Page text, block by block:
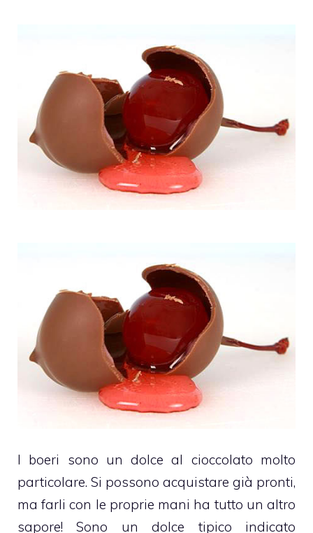
I boeri sono un dolce al cioccolato molto
particolare. Si possono acquistare già pronti,
ma farli con le proprie mani ha tutto un altro
sapore! Sono un dolce tipico indicato